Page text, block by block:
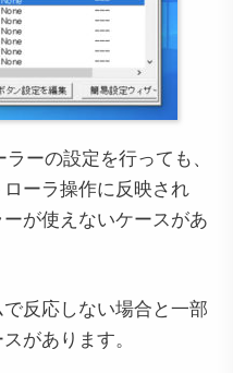
ーの設定を行っても、
ーラ操作に反映され
が使えないケースがあ
反応しない場合と一部
があります。